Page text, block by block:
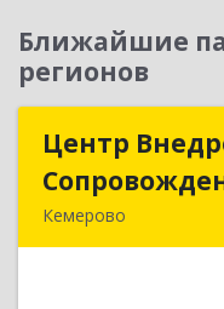
Ближайшие
регионов
Центр
Кемерово